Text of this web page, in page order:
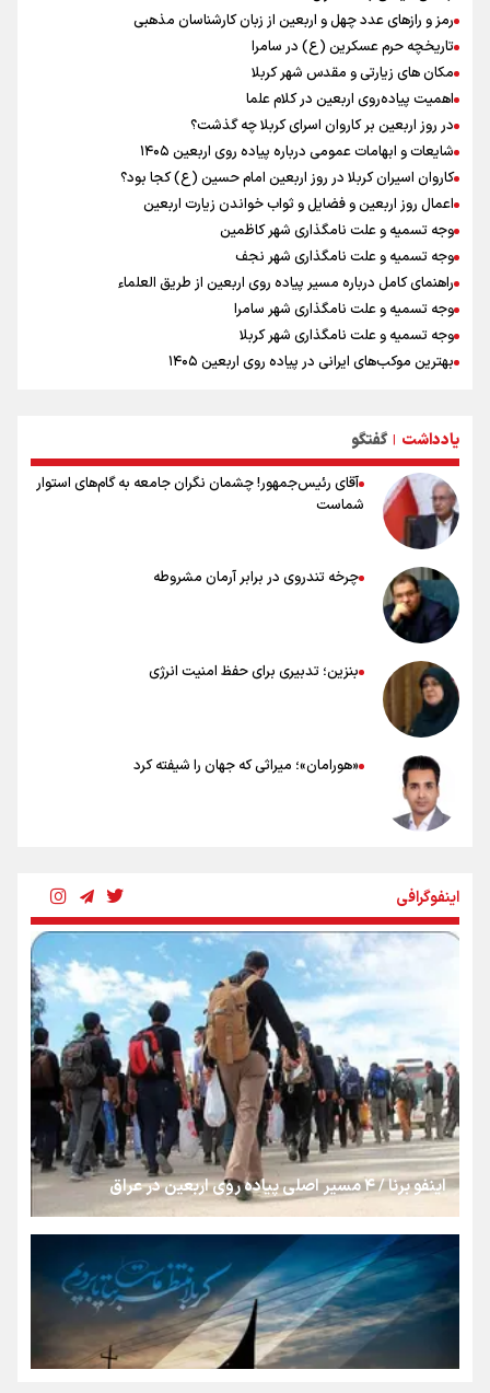
افزایش تعداد قربانیان تیراندازی در مدرسه تایلندی
دانیال شه‌بخش: اردوی ازبکستان کیفیت فنی تیم ملی را بالا برد/ برای
مدال ناگویا باید قهرمانان جهان و المپیک را شکست دهیم
زد، بازار داخلی در انتظار تعیین تکلیف دلار
میان صعود و سقوط
رمز و رازهای عدد چهل و اربعین از زبان کارشناسان مذهبی
تاریخچه حرم عسکرین (ع) در سامرا
مکان های زیارتی و مقدس شهر کربلا
اهمیت پیاده‌روی اربعین در کلام علما
در روز اربعین بر کاروان اسرای کربلا چه گذشت؟
شایعات و ابهامات عمومی درباره پیاده روی اربعین ۱۴۰۵
کاروان اسیران کربلا در روز اربعین امام حسین (ع) کجا بود؟
اعمال روز اربعین و فضایل و ثواب خواندن زیارت اربعین
وجه تسمیه و علت نامگذاری شهر کاظمین
وجه تسمیه و علت نامگذاری شهر نجف
راهنمای کامل درباره مسیر پیاده روی اربعین از طریق العلماء
وجه تسمیه و علت نامگذاری شهر سامرا
وجه تسمیه و علت نامگذاری شهر کربلا
بهترین موکب‌های ایرانی در پیاده روی اربعین ۱۴۰۵
۲۰ نکته دوستانه درباره پیاده روی اربعین و عراقی ها
یادداشت | گفتگو
آقای رئیس‌جمهور! چشمان نگران جامعه به گام‌های استوار
شماست
چرخه تندروی در برابر آرمان مشروطه
بنزین؛ تدبیری برای حفظ امنیت انرژی
«هورامان»؛ میراثی که جهان را شیفته کرد
رسانه ملی و حق مردم برای شنیدن صدای رئیس‌جمهوری
روایت ایران از کنار مردم
از طلوع خیابان‌ها تا غروب اشک
جمله‌ای که بغض چهارماهه را شکست؛ «آهای مردم، آقا از
تهران رفتند»
سه حسرتی که به دلم ماند
اینفوگرافی
اینفو برنا / ۴ مسیر اصلی پیاده روی اربعین در عراق